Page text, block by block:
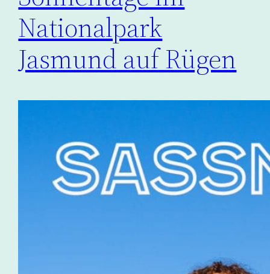
Nationalpark
Jasmund auf Rügen